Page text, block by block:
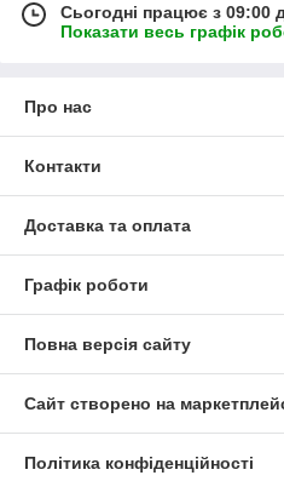
Сьогодні працює з 09:00
Показати весь графік
Про нас
Контакти
Доставка та оплата
Графік роботи
Повна версія сайту
Сайт створено на
Політика конфіденційності